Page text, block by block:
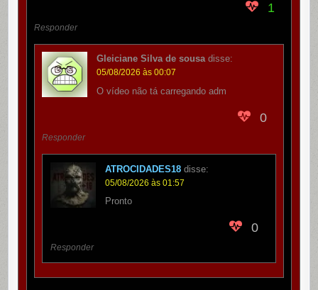
1
Responder
Gleiciane Silva de sousa disse:
05/08/2026 às 00:07
O vídeo não tá carregando adm
0
Responder
ATROCIDADES18 disse:
05/08/2026 às 01:57
Pronto
0
Responder